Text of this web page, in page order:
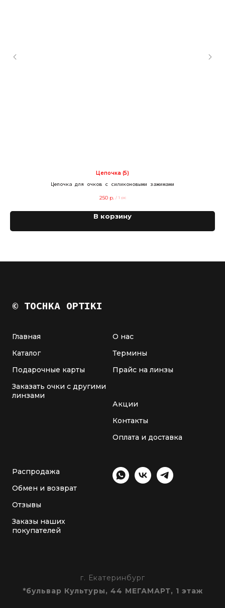
Цепочка (5)
Цепочка для очков с силиконовыми зажимами
250 р. / 1 pc
В корзину
© TOCHKA OPTIKI
Главная
Каталог
Подарочные карты
Заказать очки с другими
линзами
О нас
Термины
Прайс на линзы
Акции
Контакты
Оплата и доставка
Распродажа
Обмен и возврат
Отзывы
Заказы наших
покупателей
г. Екатеринбург
*бульвар Культуры, 44 МЕГАМАРТ, 1 этаж